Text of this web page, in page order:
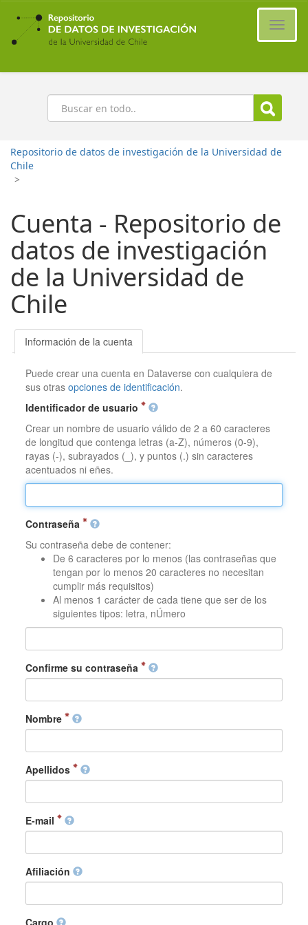
Ir
contenido
principal
Buscar
Repositorio de datos de investigación de la Universidad de
Chile
>
Cuenta - Repositorio de
datos de investigación
de la Universidad de
Chile
Información de la cuenta
Puede crear una cuenta en Dataverse con cualquiera de
sus otrasopciones de identificación.
Identificador de usuario
Crear un nombre de usuario válido de 2 a 60 caracteres
de longitud que contenga letras (a-Z), números (0-9),
rayas (-), subrayados (_), y puntos (.) sin caracteres
acentuados ni eñes.
Contraseña
Su contraseña debe de contener:
De 6 caracteres por lo menos (las contraseñas que
tengan por lo menos 20 caracteres no necesitan
cumplir más requisitos)
Al menos 1 carácter de cada tiene que ser de los
siguientes tipos: letra, nÚmero
Confirme su contraseña
Nombre
Apellidos
E-mail
Afiliación
Cargo